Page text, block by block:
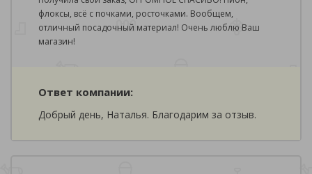
флоксы, всё с почками, росточками. Вообщем,
отличный посадочный материал! Очень люблю Ваш
магазин!
Ответ компании:
Добрый день, Наталья. Благодарим за отзыв.